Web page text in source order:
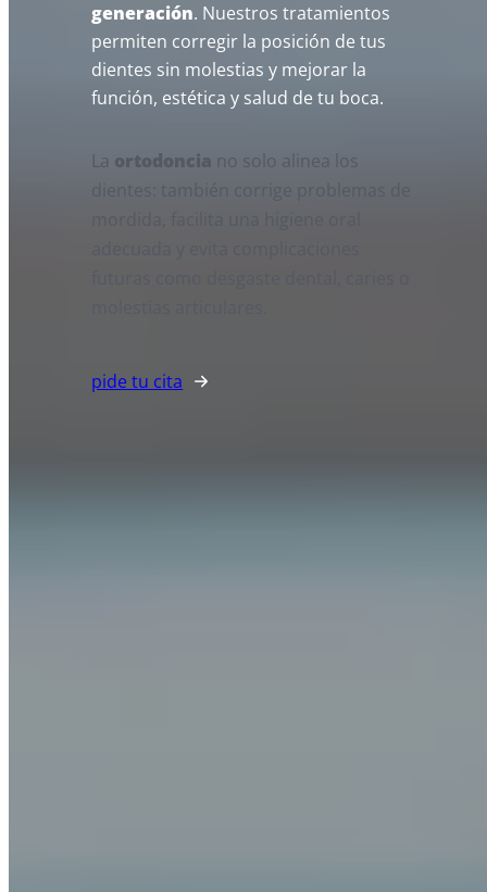
generación. Nuestros tratamientos
permiten corregir la posición de tus
dientes sin molestias y mejorar la
función, estética y salud de tu boca.
La ortodoncia no solo alinea los
pide tu cita